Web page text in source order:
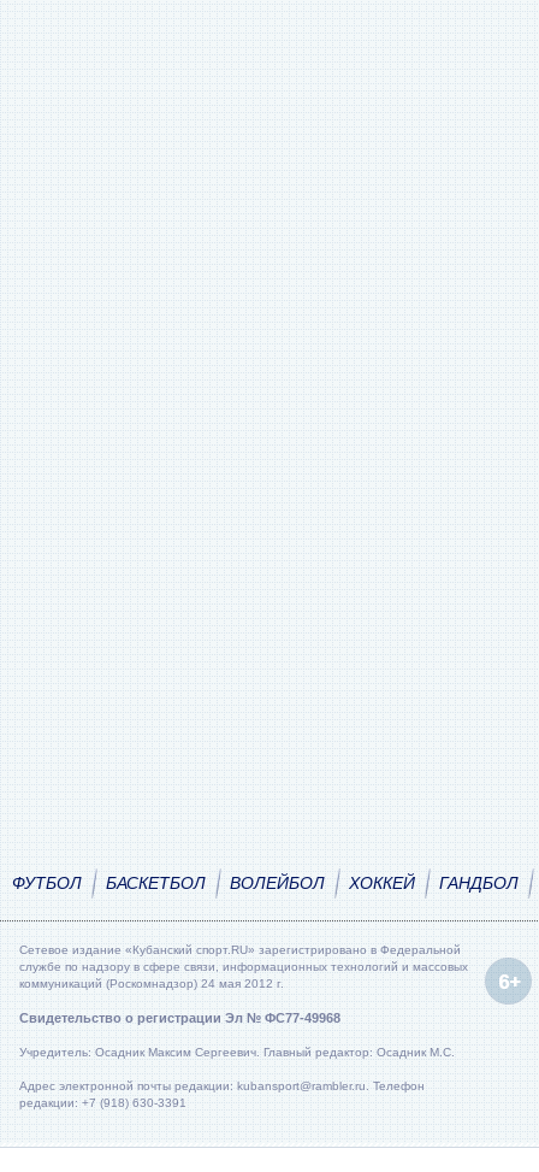
ФУТБОЛ БАСКЕТБОЛ ВОЛЕЙБОЛ ХОККЕЙ ГАНДБОЛ
Сетевое издание «Кубанский спорт.RU» зарегистрировано в Федеральной
службе по надзору в сфере связи, информационных технологий и массовых
коммуникаций (Роскомнадзор) 24 мая 2012 г.
Свидетельство о регистрации Эл № ФС77-49968
Учредитель: Осадник Максим Сергеевич. Главный редактор: Осадник М.С.
Адрес электронной почты редакции: kubansport@rambler.ru. Телефон
редакции: +7 (918) 630-3391